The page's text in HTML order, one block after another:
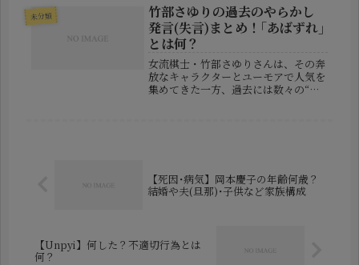
2026年6月2日に公開された公式
YouTube動画にて、モーニング娘...
未分類
竹部さゆりの過去のやらかし
発言(失言)まとめ！｢あばずれ｣
とは何？
女流棋士・竹部さゆりさんは、その奔
放なキャラクターとユーモアで人気を
集めてきた一方、過去には数々の“問
【死因･病気】岡本慶子の年齢何歳？
結婚や夫(旦那)･子供など家族構成
【Unpyi】何した？不適切行為とは
何？